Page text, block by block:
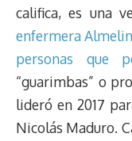
califica, es una
enfermera
personas que
“guarimbas” o
lideró en 2017
Nicolás Maduro.